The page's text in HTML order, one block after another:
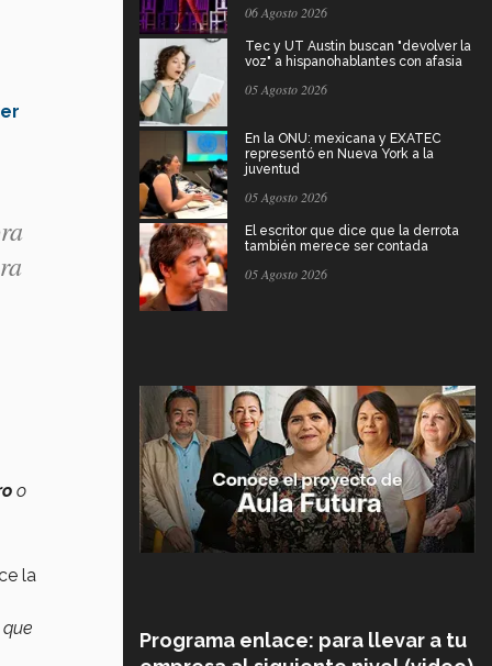
o
la
06 Agosto 2026
Tec y UT Austin buscan "devolver la
voz" a hispanohablantes con afasia
05 Agosto 2026
En la ONU: mexicana y EXATEC
representó en Nueva York a la
juventud
05 Agosto 2026
El escritor que dice que la derrota
también merece ser contada
05 Agosto 2026
Programa enlace: para llevar a tu